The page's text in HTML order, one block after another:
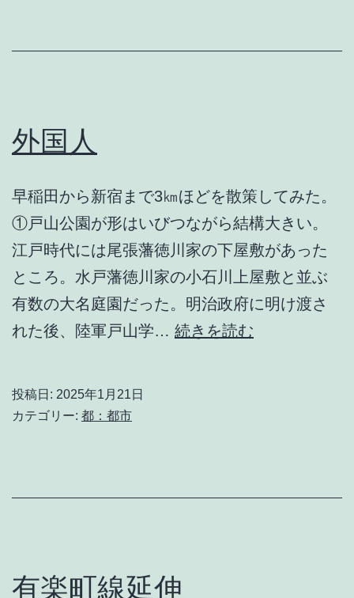
外国人
早稲田から新宿まで3㎞ほどを散策してみた。
①戸山公園が形はいびつながら結構大きい。
江戸時代には尾張藩徳川家の下屋敷があった
ところ。水戸藩徳川家の小石川上屋敷と並ぶ
有数の大名庭園だった。明治政府に明け渡さ
れた後、陸軍戸山学… 続きを読む
投稿日: 2025年1月21日
カテゴリー: 都：都市
有楽町線延伸